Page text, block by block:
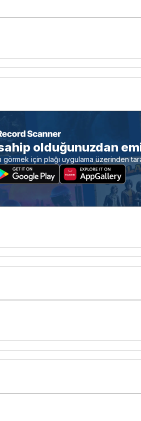
olduğunuzdan
görmek için plağı uygulama üzerinden